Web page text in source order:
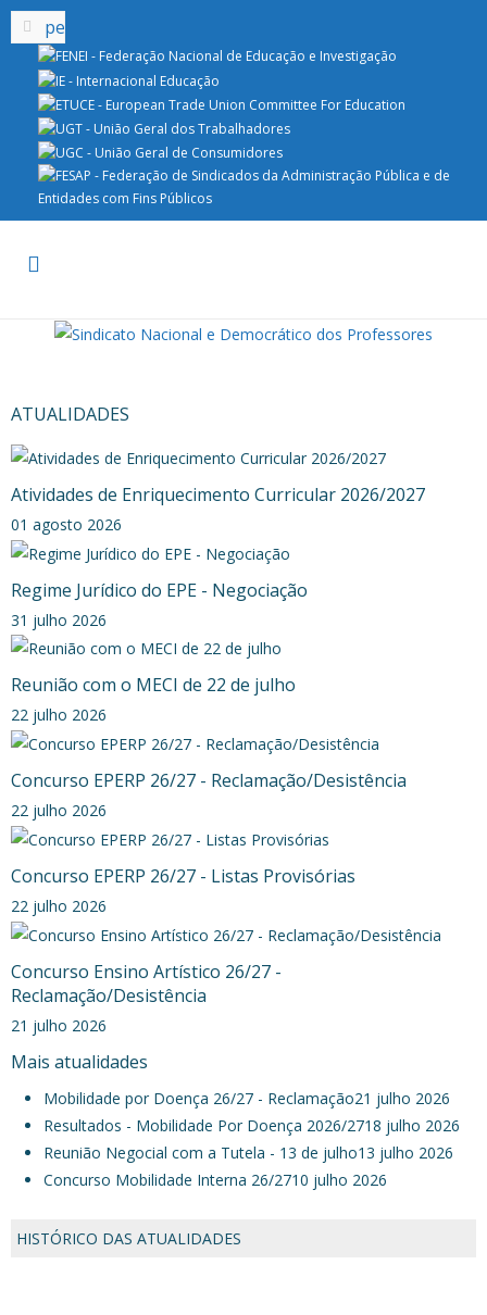
ATUALIDADES
Atividades de Enriquecimento Curricular 2026/2027
01 agosto 2026
Regime Jurídico do EPE - Negociação
31 julho 2026
Reunião com o MECI de 22 de julho
22 julho 2026
Concurso EPERP 26/27 - Reclamação/Desistência
22 julho 2026
Concurso EPERP 26/27 - Listas Provisórias
22 julho 2026
Concurso Ensino Artístico 26/27 -
Reclamação/Desistência
21 julho 2026
Mais atualidades
Mobilidade por Doença 26/27 - Reclamação21 julho 2026
Resultados - Mobilidade Por Doença 2026/2718 julho 2026
Reunião Negocial com a Tutela - 13 de julho13 julho 2026
Concurso Mobilidade Interna 26/2710 julho 2026
HISTÓRICO DAS ATUALIDADES